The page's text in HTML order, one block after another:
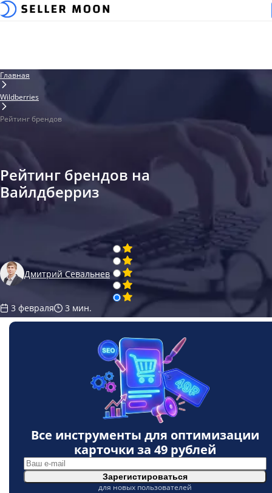
Главная
Wildberries
Рейтинг брендов
Рейтинг брендов на
Вайлдберриз
Дмитрий Севальнев
3 февраля 3 мин.
Все инструменты для оптимизации
карточки за 49 рублей
Зарегистироваться
для новых пользователей